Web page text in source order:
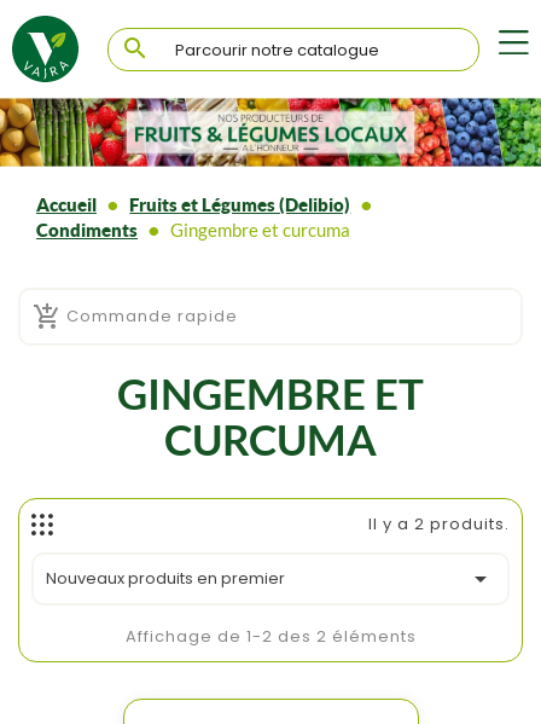

Accueil
Fruits et Légumes (Delibio)
Condiments
Gingembre et curcuma
GINGEMBRE ET
CURCUMA
Il y a 2 produits.
Nouveaux produits en premier 
Affichage de 1-2 des 2 éléments
 Commande rapide